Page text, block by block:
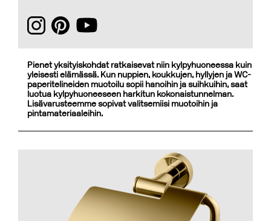
Pienet yksityiskohdat ratkaisevat niin kylpyhuoneessa kuin
yleisesti elämässä. Kun nuppien, koukkujen, hyllyjen ja WC-
paperitelineiden muotoilu sopii hanoihin ja suihkuihin, saat
luotua kylpyhuoneeseen harkitun kokonaistunnelman.
Lisävarusteemme sopivat valitsemiisi muotoihin ja
pintamateriaaleihin.